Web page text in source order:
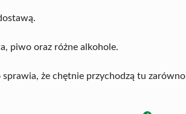
piwo oraz różne alkohole.
że chętnie przychodzą tu zarówno